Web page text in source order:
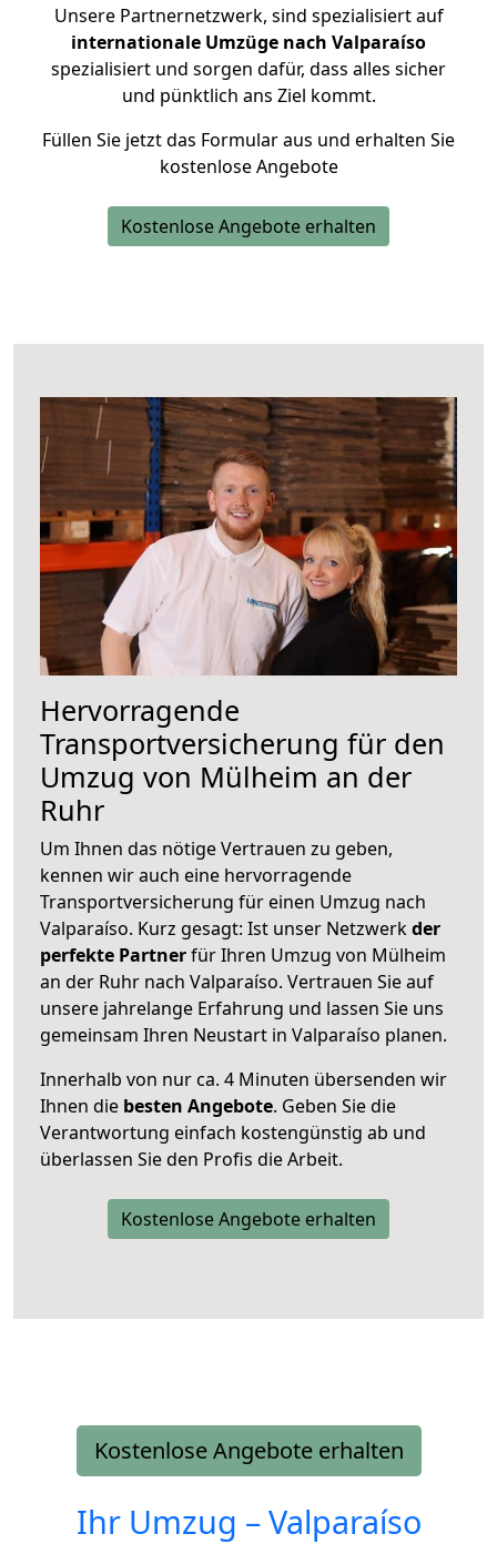
Unsere Partnernetzwerk, sind spezialisiert auf
internationale Umzüge nach Valparaíso
spezialisiert und sorgen dafür, dass alles sicher
und pünktlich ans Ziel kommt.
Füllen Sie jetzt das Formular aus und erhalten Sie
kostenlose Angebote
Kostenlose Angebote erhalten
Hervorragende
Transportversicherung für den
Umzug von Mülheim an der
Ruhr
Um Ihnen das nötige Vertrauen zu geben,
kennen wir auch eine hervorragende
Transportversicherung für einen Umzug nach
Valparaíso. Kurz gesagt: Ist unser Netzwerkder
perfekte Partnerfür Ihren Umzug von Mülheim
an der Ruhr nach Valparaíso. Vertrauen Sie auf
unsere jahrelange Erfahrung und lassen Sie uns
gemeinsam Ihren Neustart in Valparaíso planen.
Innerhalb von nur ca. 4 Minuten übersenden wir
Ihnen die besten Angebote. Geben Sie die
Verantwortung einfach kostengünstig ab und
überlassen Sie den Profis die Arbeit.
Kostenlose Angebote erhalten
Kostenlose Angebote erhalten
Ihr Umzug –Valparaíso